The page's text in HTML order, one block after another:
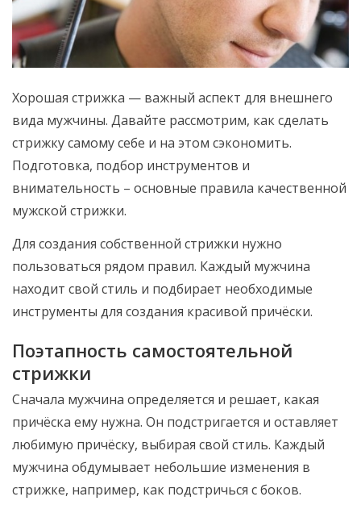
Хорошая стрижка — важный аспект для внешнего
вида мужчины. Давайте рассмотрим, как сделать
стрижку самому себе и на этом сэкономить.
Подготовка, подбор инструментов и
внимательность – основные правила качественной
мужской стрижки.
Для создания собственной стрижки нужно
пользоваться рядом правил. Каждый мужчина
находит свой стиль и подбирает необходимые
инструменты для создания красивой причёски.
Поэтапность самостоятельной
стрижки
Сначала мужчина определяется и решает, какая
причёска ему нужна. Он подстригается и оставляет
любимую причёску, выбирая свой стиль. Каждый
мужчина обдумывает небольшие изменения в
стрижке, например, как подстричься с боков.